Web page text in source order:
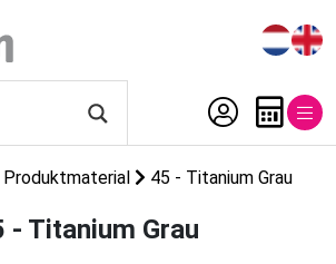
Produktmaterial 45 - Titanium Grau
- Titanium Grau